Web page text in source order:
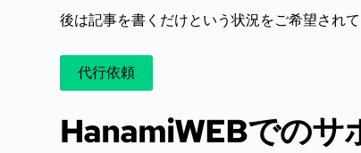
後は記事を書くだけという状況をご希望され
代行依頼
HanamiWEBでのサ